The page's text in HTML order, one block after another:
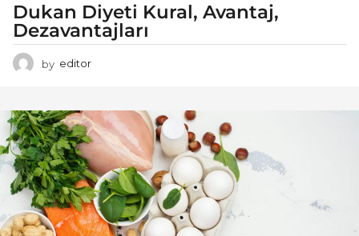
Dukan Diyeti Kural, Avantaj,
Dezavantajları
by editor